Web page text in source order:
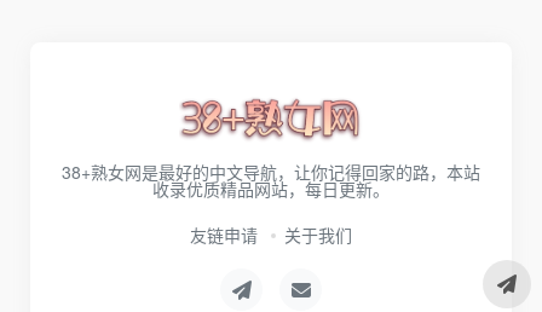
38+熟女网是最好的中文导航，让你记得回家的路，本站
收录优质精品网站，每日更新。
友链申请
关于我们